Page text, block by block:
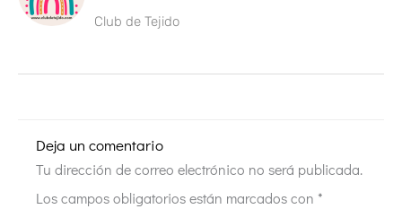
Club de Tejido
Deja un comentario
Tu dirección de correo electrónico no será publicada.
Los campos obligatorios están marcados con *